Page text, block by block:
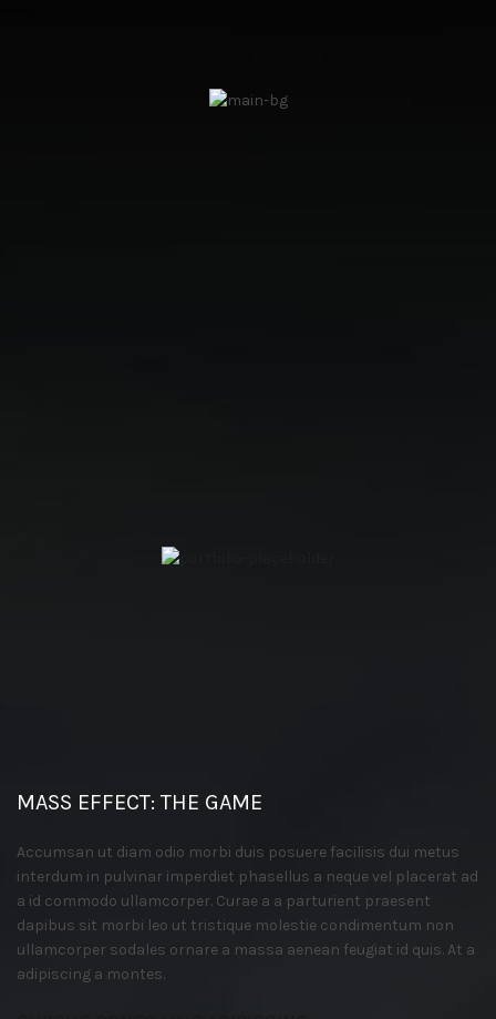
MASS EFFECT: THE GAME
Accumsan ut diam odio morbi duis posuere facilisis dui metus
interdum in pulvinar imperdiet phasellus a neque vel placerat ad
a id commodo ullamcorper. Curae a a parturient praesent
dapibus sit morbi leo ut tristique molestie condimentum non
ullamcorper sodales ornare a massa aenean feugiat id quis. At a
adipiscing a montes.